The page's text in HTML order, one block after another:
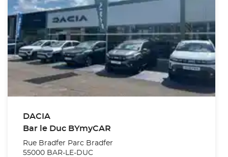
DACIA
Bar le Duc BYmyCAR
Rue Bradfer Parc Bradfer
55000 BAR-LE-DUC